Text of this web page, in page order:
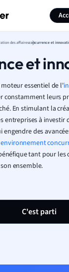
des affairesconcurrence et
et
essentiel de l'
constamment leurs
En stimulant la
entreprises à investir
engendre des
environnement
tant pour les
ensemble.
C'est parti